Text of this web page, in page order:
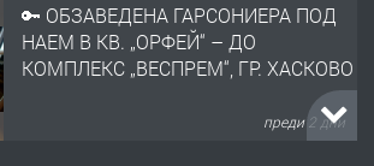
НАПЪЛНО ОБЗАВЕДЕН И
ОБОРУДВАН ТРИСТАЕН
АПАРТАМЕНТ В ЦЕНТЪРА НА ГР.
преди 3 дни